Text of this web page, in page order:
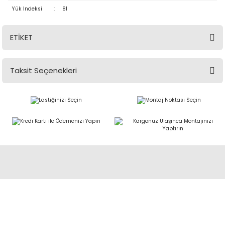
Yük İndeksi : 81
ETİKET
Taksit Seçenekleri